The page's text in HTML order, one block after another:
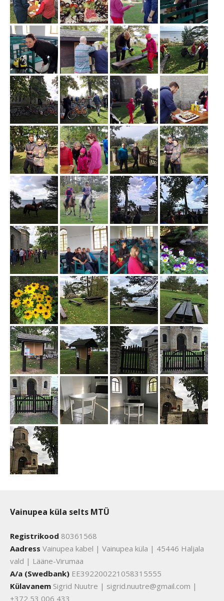
Vainupea küla selts MTÜ
Registrikood 80361568
Aadress Vainupea kabel | Vainupea küla | 45446 Haljala
vald | Lääne-Virumaa
A/a (Swedbank) EE392200221058315555
Külavanem Sigrid Nuutre | sigrid.nuutre@gmail.com |
+372 53 006 433